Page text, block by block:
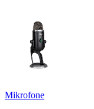
Mikrofone